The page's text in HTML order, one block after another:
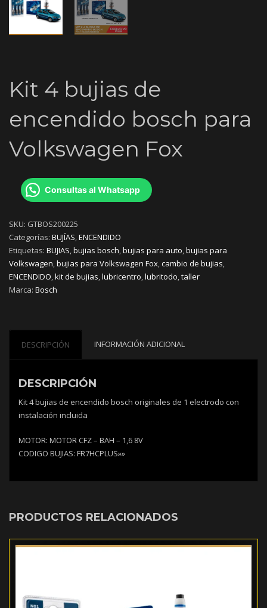
Kit 4 bujias de
encendido bosch para
Volkswagen Fox
Consultas al Whatsapp
SKU: GTBOS200225
Categorías: BUJÍAS,ENCENDIDO
Etiquetas: BUJIAS,bujias bosch,bujias para auto,bujias para
Volkswagen,bujias para Volkswagen Fox,cambio de bujias,
ENCENDIDO,kit de bujias,lubricentro,lubritodo,taller
Marca: Bosch
DESCRIPCIÓN INFORMACIÓN ADICIONAL
DESCRIPCIÓN
Kit 4 bujias de encendido bosch originales de 1 electrodo con
instalación incluida
MOTOR: MOTOR CFZ – BAH – 1,6 8V
CODIGO BUJIAS: FR7HCPLUS»»
PRODUCTOS RELACIONADOS